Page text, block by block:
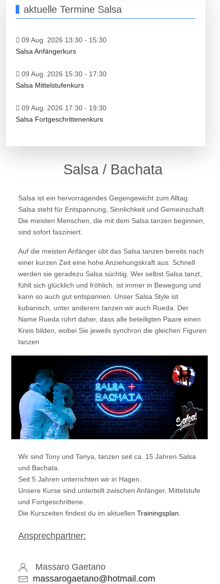
aktuelle Termine Salsa
09 Aug. 2026 13:30 - 15:30
Salsa Anfängerkurs
09 Aug. 2026 15:30 - 17:30
Salsa Mittelstufenkurs
09 Aug. 2026 17:30 - 19:30
Salsa Fortgeschrittenenkurs
Salsa / Bachata
Salsa ist ein hervorragendes Gegengewicht zum Alltag.
Salsa steht für Entspannung, Sinnlichkeit und Gemeinschaft.
Die meisten Menschen, die mit dem Salsa tanzen beginnen,
sind sofort fasziniert.
Auf die meisten Anfänger übt das Salsa tanzen bereits nach
einer kurzen Zeit eine hohe Anziehungskraft aus. Schnell
werden sie geradezu Salsa süchtig. Wer selbst Salsa tanzt,
fühlt sich glücklich und fröhlich, ist immer in Bewegung und
kann so auch gut entspannen. Unser Salsa Style ist
kubanisch, unter anderem tanzen wir auch Rueda. Der
Name Rueda rührt daher, dass alle beteiligten Paare einen
Kreis bilden, wobei Sie jeweils synchron die gleichen Figuren
tanzen
Wir sind Tony und Tanya, tanzen seit ca. 15 Jahren Salsa
und Bachata.
Seit 5 Jahren unterrichten wir in Hagen.
Unsere Kurse sind unterteilt zwischen Anfänger, Mittelstufe
und Fortgeschrittene.
Die Kurszeiten findest du im aktuellen Trainingsplan.
Ansprechpartner:
Massaro Gaetano
massarogaetano@hotmail.com